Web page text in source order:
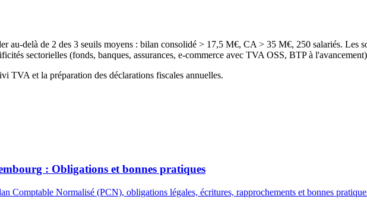
au-delà de 2 des 3 seuils moyens : bilan consolidé > 17,5 M€, CA > 35 M€, 250 salariés. Les
sectorielles (fonds, banques, assurances, e-commerce avec TVA OSS, BTP à
TVA et la préparation des déclarations fiscales annuelles.
: Obligations et bonnes pratiques
Comptable Normalisé (PCN), obligations légales, écritures, rapprochements et bonnes